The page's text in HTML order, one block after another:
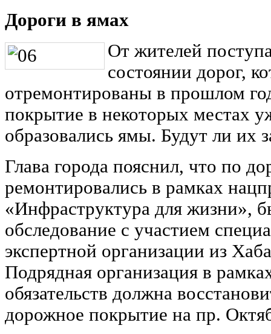
Дороги в ямах
От жителей
состоянии дорог,
отремонтированы в прошлом
покрытие в некоторых местах
образовались ямы. Будут ли их
Глава города пояснил, что по
ремонтировались в рамках
«Инфраструктура для жизни»,
обследование с участием
экспертной организации из
Подрядная организация в
обязательств должна
дорожное покрытие на пр.